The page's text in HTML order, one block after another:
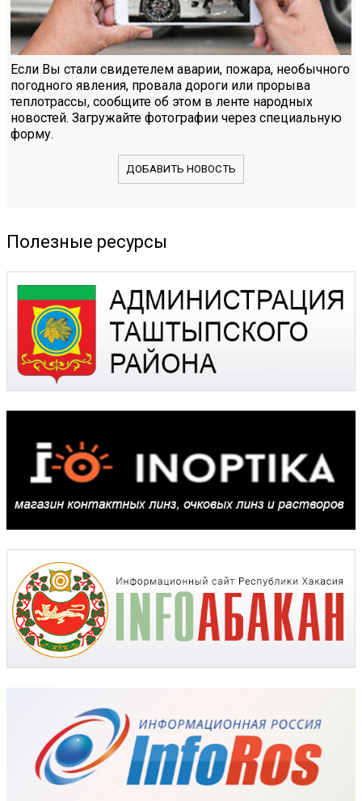
Если Вы стали свидетелем аварии, пожара, необычного
погодного явления, провала дороги или прорыва
теплотрассы, сообщите об этом в ленте народных
новостей. Загружайте фотографии через специальную
форму.
ДОБАВИТЬ НОВОСТЬ
Полезные ресурсы